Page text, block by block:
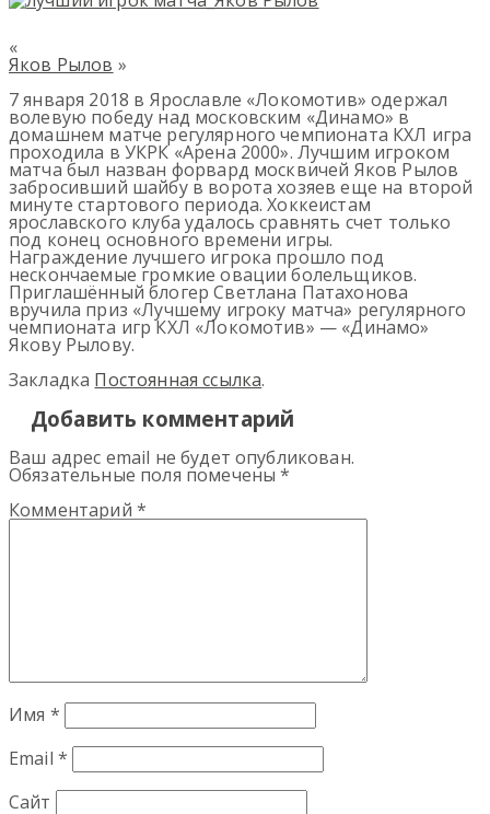
«
Яков Рылов »
7 января 2018 в Ярославле «Локомотив» одержал
волевую победу над московским «Динамо» в
домашнем матче регулярного чемпионата КХЛ игра
проходила в УКРК «Арена 2000». Лучшим игроком
матча был назван форвард москвичей Яков Рылов
забросивший шайбу в ворота хозяев еще на второй
минуте стартового периода. Хоккеистам
ярославского клуба удалось сравнять счет только
под конец основного времени игры.
Награждение лучшего игрока прошло под
нескончаемые громкие овации болельщиков.
Приглашённый блогер Светлана Патахонова
вручила приз «Лучшему игроку матча» регулярного
чемпионата игр КХЛ «Локомотив» — «Динамо»
Якову Рылову.
Закладка Постоянная ссылка.
Добавить комментарий
Ваш адрес email не будет опубликован.
Обязательные поля помечены*
Комментарий *
Имя *
Email *
Сайт